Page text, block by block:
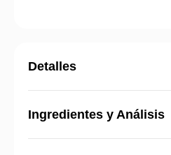
Detalles
Ingredientes y Análisis